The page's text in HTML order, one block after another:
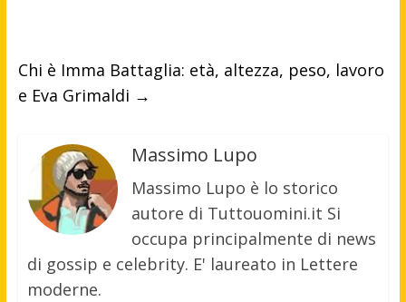
Chi è Imma Battaglia: età, altezza, peso, lavoro
e Eva Grimaldi →
Massimo Lupo
Massimo Lupo è lo storico
autore di Tuttouomini.it Si
occupa principalmente di news
di gossip e celebrity. E' laureato in Lettere
moderne.